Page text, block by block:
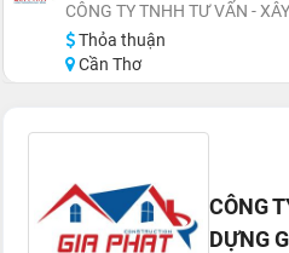
CÔNG TY TNHH TƯ VẤN -
Thỏa thuận
Cần Thơ
CÔNG
DỰNG